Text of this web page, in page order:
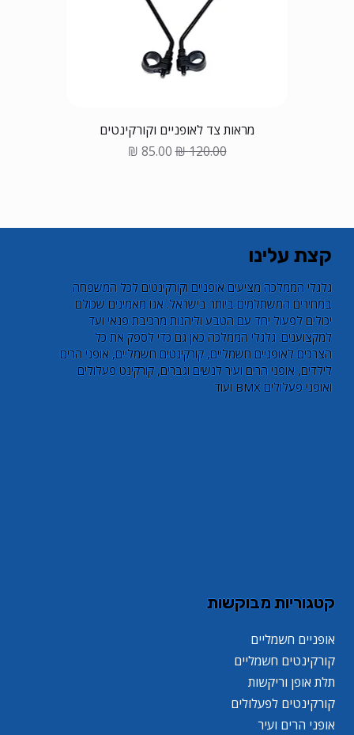
מראות צד לאופניים וקורקינטים
Regular Price‏120.00 ‏₪
Sale Price
קצת עלינו
​גלגלי הממלכה מציעים אופניים וקורקינטים לכל המשפחה
במחירים המשתלמים ביותר בישראל. אנו מאמינים שכולם
יכולים לפעול יחד עם הטבע וליהנות מרכיבת פנאי ועד
למקצוענים. גלגלי הממלכה כאן גם כדי לספק את כל
הצרכים לאופניים חשמליים, קורקינטים חשמליים, אופני הרים
לילדים, אופני הרים ועיר לנשים וגברים, קורקינט פעלולים
ואופני פעלולים BMX ועוד
קטגוריות מבוקשות
אופניים חשמליים
קורקינטים חשמליים
תלת אופן וריקשות
קורקינטים לפעלולים
אופני הרים ועיר